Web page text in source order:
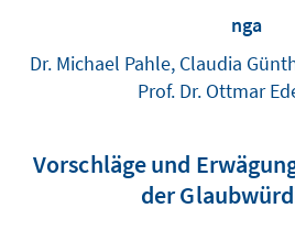
nga
Dr. Michael Pahle, Claudia
Prof. Dr. Ottmar
Vorschläge und
der